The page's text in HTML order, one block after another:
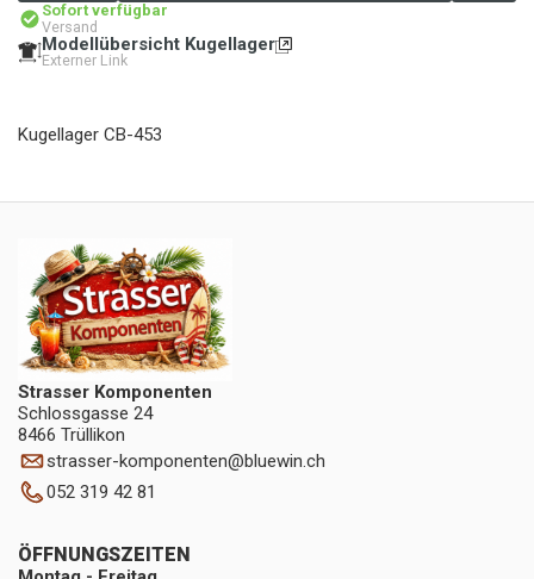
Sofort verfügbar
Versand
Modellübersicht Kugellager
Externer Link
Kugellager CB-453
Strasser Komponenten
Schlossgasse 24
8466 Trüllikon
strasser-komponenten@bluewin.ch
052 319 42 81
ÖFFNUNGSZEITEN